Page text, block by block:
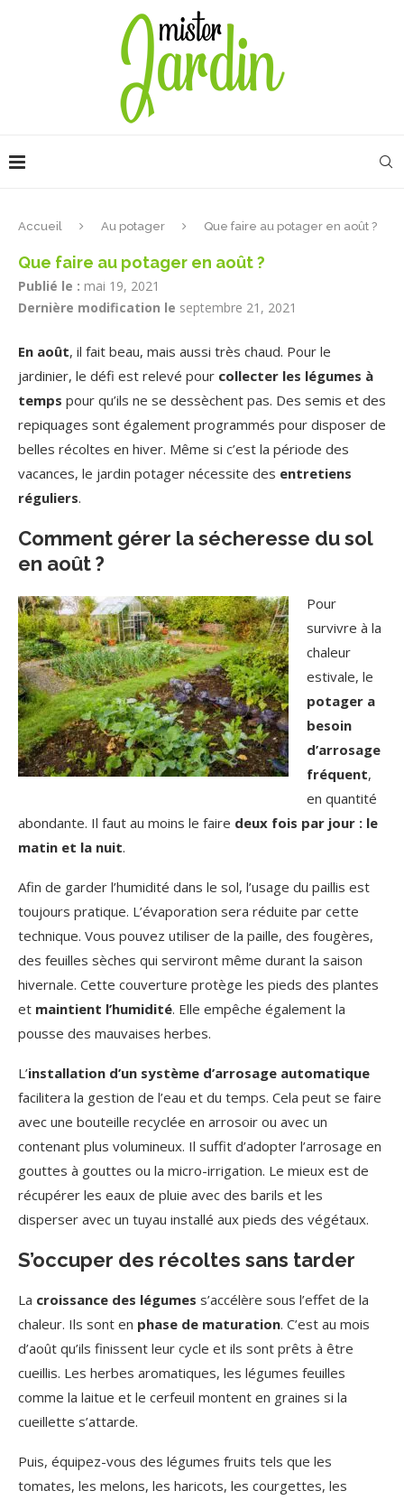
Accueil Au potager Que faire au potager en août ?
Que faire au potager en août ?
Publié le : mai 19, 2021
Dernière modification le septembre 21, 2021
En août, il fait beau, mais aussi très chaud. Pour le
jardinier, le défi est relevé pour collecter les légumes à
temps pour qu’ils ne se dessèchent pas. Des semis et des
repiquages sont également programmés pour disposer de
belles récoltes en hiver. Même si c’est la période des
vacances, le jardin potager nécessite des entretiens
réguliers.
Comment gérer la sécheresse du sol
en août ?
Pour
survivre à la
chaleur
estivale, le
potager a
besoin
d’arrosage
fréquent,
en quantité
abondante. Il faut au moins le faire deux fois par jour : le
matin et la nuit.
Afin de garder l’humidité dans le sol, l’usage du paillis est
toujours pratique. L’évaporation sera réduite par cette
technique. Vous pouvez utiliser de la paille, des fougères,
des feuilles sèches qui serviront même durant la saison
hivernale. Cette couverture protège les pieds des plantes
et maintient l’humidité. Elle empêche également la
pousse des mauvaises herbes.
L’installation d’un système d’arrosage automatique
facilitera la gestion de l’eau et du temps. Cela peut se faire
avec une bouteille recyclée en arrosoir ou avec un
contenant plus volumineux. Il suffit d’adopter l’arrosage en
gouttes à gouttes ou la micro-irrigation. Le mieux est de
récupérer les eaux de pluie avec des barils et les
disperser avec un tuyau installé aux pieds des végétaux.
S’occuper des récoltes sans tarder
La croissance des légumes s’accélère sous l’effet de la
chaleur. Ils sont en phase de maturation. C’est au mois
d’août qu’ils finissent leur cycle et ils sont prêts à être
cueillis. Les herbes aromatiques, les légumes feuilles
comme la laitue et le cerfeuil montent en graines si la
cueillette s’attarde.
Puis, équipez-vous des légumes fruits tels que les
tomates, les melons, les haricots, les courgettes, les